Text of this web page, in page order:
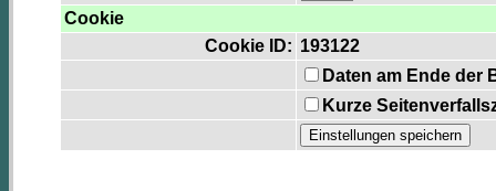
Cookie
Cookie ID: 193122
Daten am Ende der
Kurze